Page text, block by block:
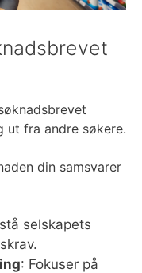
ut fra andre søkere.
din samsvarer
selskapets
: Fokuser på